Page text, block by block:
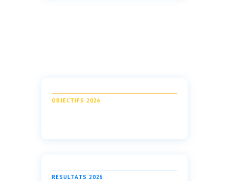
OBJECTIFS 2026
RÉSULTATS 2026